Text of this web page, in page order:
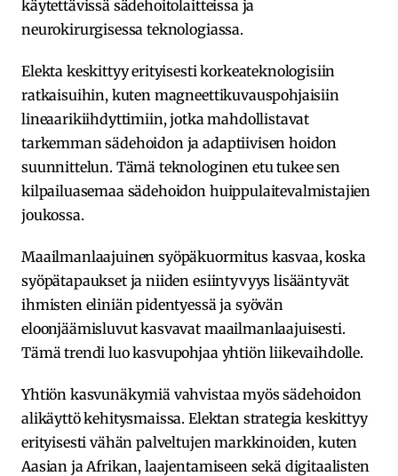
käytettävissä sädehoitolaitteissa ja
neurokirurgisessa teknologiassa.
Elekta keskittyy erityisesti korkeateknologisiin
ratkaisuihin, kuten magneettikuvauspohjaisiin
lineaarikiihdyttimiin, jotka mahdollistavat
tarkemman sädehoidon ja adaptiivisen hoidon
suunnittelun. Tämä teknologinen etu tukee sen
kilpailuasemaa sädehoidon huippulaitevalmistajien
joukossa.
Maailmanlaajuinen syöpäkuormitus kasvaa, koska
syöpätapaukset ja niiden esiintyvyys lisääntyvät
ihmisten eliniän pidentyessä ja syövän
eloonjäämisluvut kasvavat maailmanlaajuisesti.
Tämä trendi luo kasvupohjaa yhtiön liikevaihdolle.
Yhtiön kasvunäkymiä vahvistaa myös sädehoidon
alikäyttö kehitysmaissa. Elektan strategia keskittyy
erityisesti vähän palveltujen markkinoiden, kuten
Aasian ja Afrikan, laajentamiseen sekä digitaalisten